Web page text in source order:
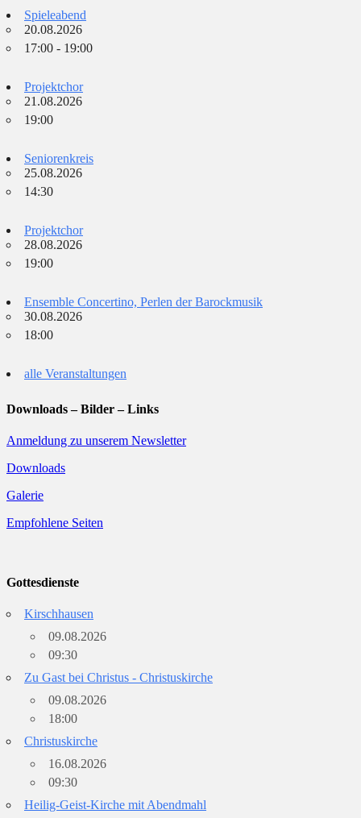
Spieleabend
20.08.2026
17:00 - 19:00
Projektchor
21.08.2026
19:00
Seniorenkreis
25.08.2026
14:30
Projektchor
28.08.2026
19:00
Ensemble Concertino, Perlen der Barockmusik
30.08.2026
18:00
alle Veranstaltungen
Downloads – Bilder – Links
Anmeldung zu unserem Newsletter
Downloads
Galerie
Empfohlene Seiten
Gottesdienste
Kirschhausen
09.08.2026
09:30
Zu Gast bei Christus - Christuskirche
09.08.2026
18:00
Christuskirche
16.08.2026
09:30
Heilig-Geist-Kirche mit Abendmahl